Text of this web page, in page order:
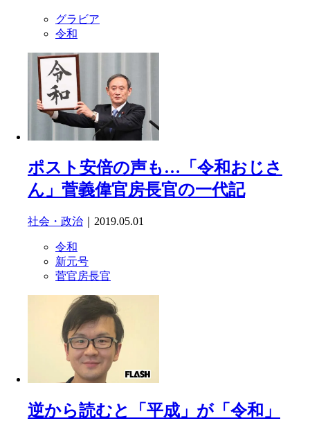
グラビア
令和
ポスト安倍の声も…「令和おじさ
ん」菅義偉官房長官の一代記
社会・政治 ｜2019.05.01
令和
新元号
菅官房長官
逆から読むと「平成」が「令和」